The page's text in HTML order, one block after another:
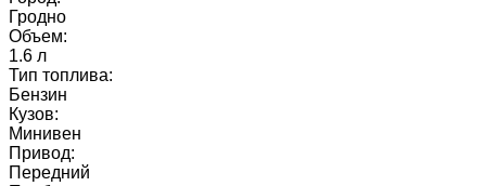
Гродно
Объем:
1.6 л
Тип топлива:
Бензин
Кузов:
Минивен
Привод:
Передний